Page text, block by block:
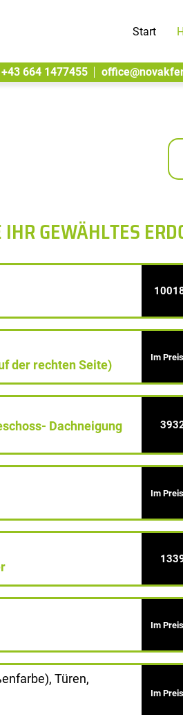
Start
+43 664 1477455
GEWÄHLTES
der rechten Seite)
Im
Dachneigung
Im
Im
Türen,
Im